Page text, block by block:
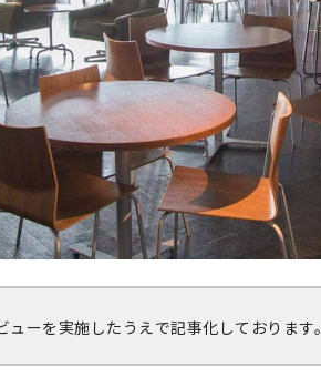
ーを実施したうえで記事化しております。